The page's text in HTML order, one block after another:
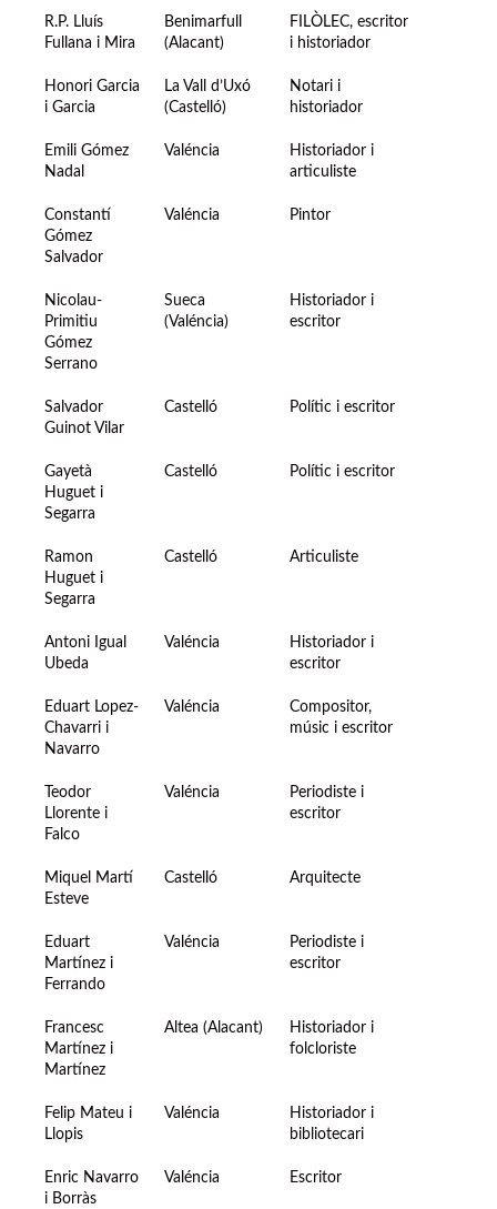
R.P. Lluís
Fullana i Mira
Benimarfull
(Alacant)
FILÒLEC, escritor
i historiador
Honori Garcia
i Garcia
La Vall d’Uxó
(Castelló)
Notari i
historiador
Emili Gómez
Nadal
Valéncia
Historiador i
articuliste
Constantí
Gómez
Salvador
Valéncia Pintor
Nicolau-
Primitiu
Gómez
Serrano
Sueca
(Valéncia)
Historiador i
escritor
Salvador
Guinot Vilar
Castelló Polític i escritor
Gayetà
Huguet i
Segarra
Castelló Polític i escritor
Ramon
Huguet i
Segarra
Castelló Articuliste
Antoni Igual
Ubeda
Valéncia
Historiador i
escritor
Eduart Lopez-
Chavarri i
Navarro
Valéncia
Compositor,
músic i escritor
Teodor
Llorente i
Falco
Valéncia
Periodiste i
escritor
Miquel Martí
Esteve
Castelló Arquitecte
Eduart
Martínez i
Ferrando
Valéncia
Periodiste i
escritor
Francesc
Martínez i
Martínez
Altea (Alacant)
Historiador i
folcloriste
Felip Mateu i
Llopis
Valéncia
Historiador i
bibliotecari
Enric Navarro
i Borràs
Valéncia Escritor